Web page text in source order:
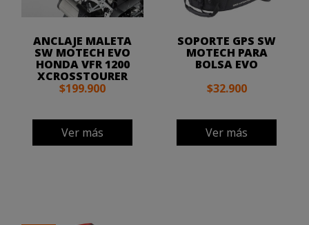
ANCLAJE MALETA
SW MOTECH EVO
HONDA VFR 1200
XCROSSTOURER
$199.900
Ver más
SOPORTE GPS SW
MOTECH PARA
BOLSA EVO
$32.900
Ver más